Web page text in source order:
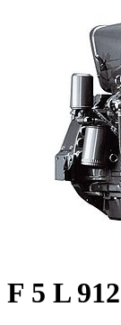
F 5 L